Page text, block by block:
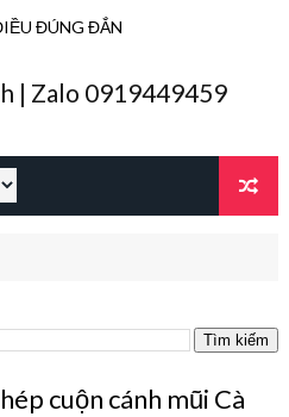
ĐÚNG ĐẮN
| Zalo 0919449459
cuộn cánh mũi Cà